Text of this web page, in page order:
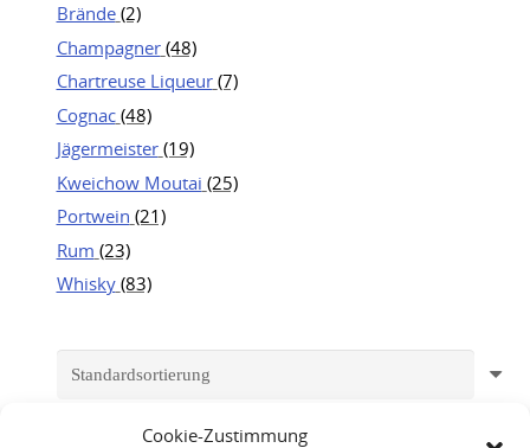
Cookie-Zustimmung
Brände (2)
Champagner (48)
Chartreuse Liqueur (7)
Cognac (48)
Jägermeister (19)
Kweichow Moutai (25)
Portwein (21)
Rum (23)
Whisky (83)